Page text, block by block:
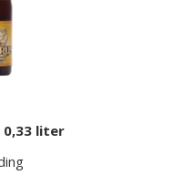
0,33 liter